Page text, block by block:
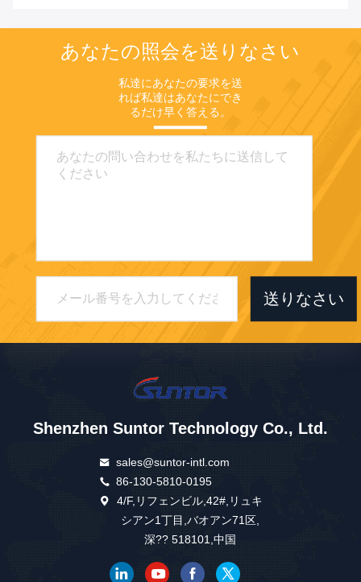
あなたの照会を送りなさい
私達にあなたの要求を送
れば私達はあなたにでき
るだけ早く答える。
送りなさい
Shenzhen Suntor Technology Co., Ltd.
sales@suntor-intl.com
86-130-5810-0195
4/F,リフェンビル,42#,リュキ
シアン1丁目,バオアン71区,
深?? 518101,中国